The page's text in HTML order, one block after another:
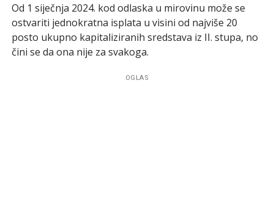
Od 1 siječnja 2024. kod odlaska u mirovinu može se
ostvariti jednokratna isplata u visini od najviše 20
posto ukupno kapitaliziranih sredstava iz II. stupa, no
čini se da ona nije za svakoga.
OGLAS